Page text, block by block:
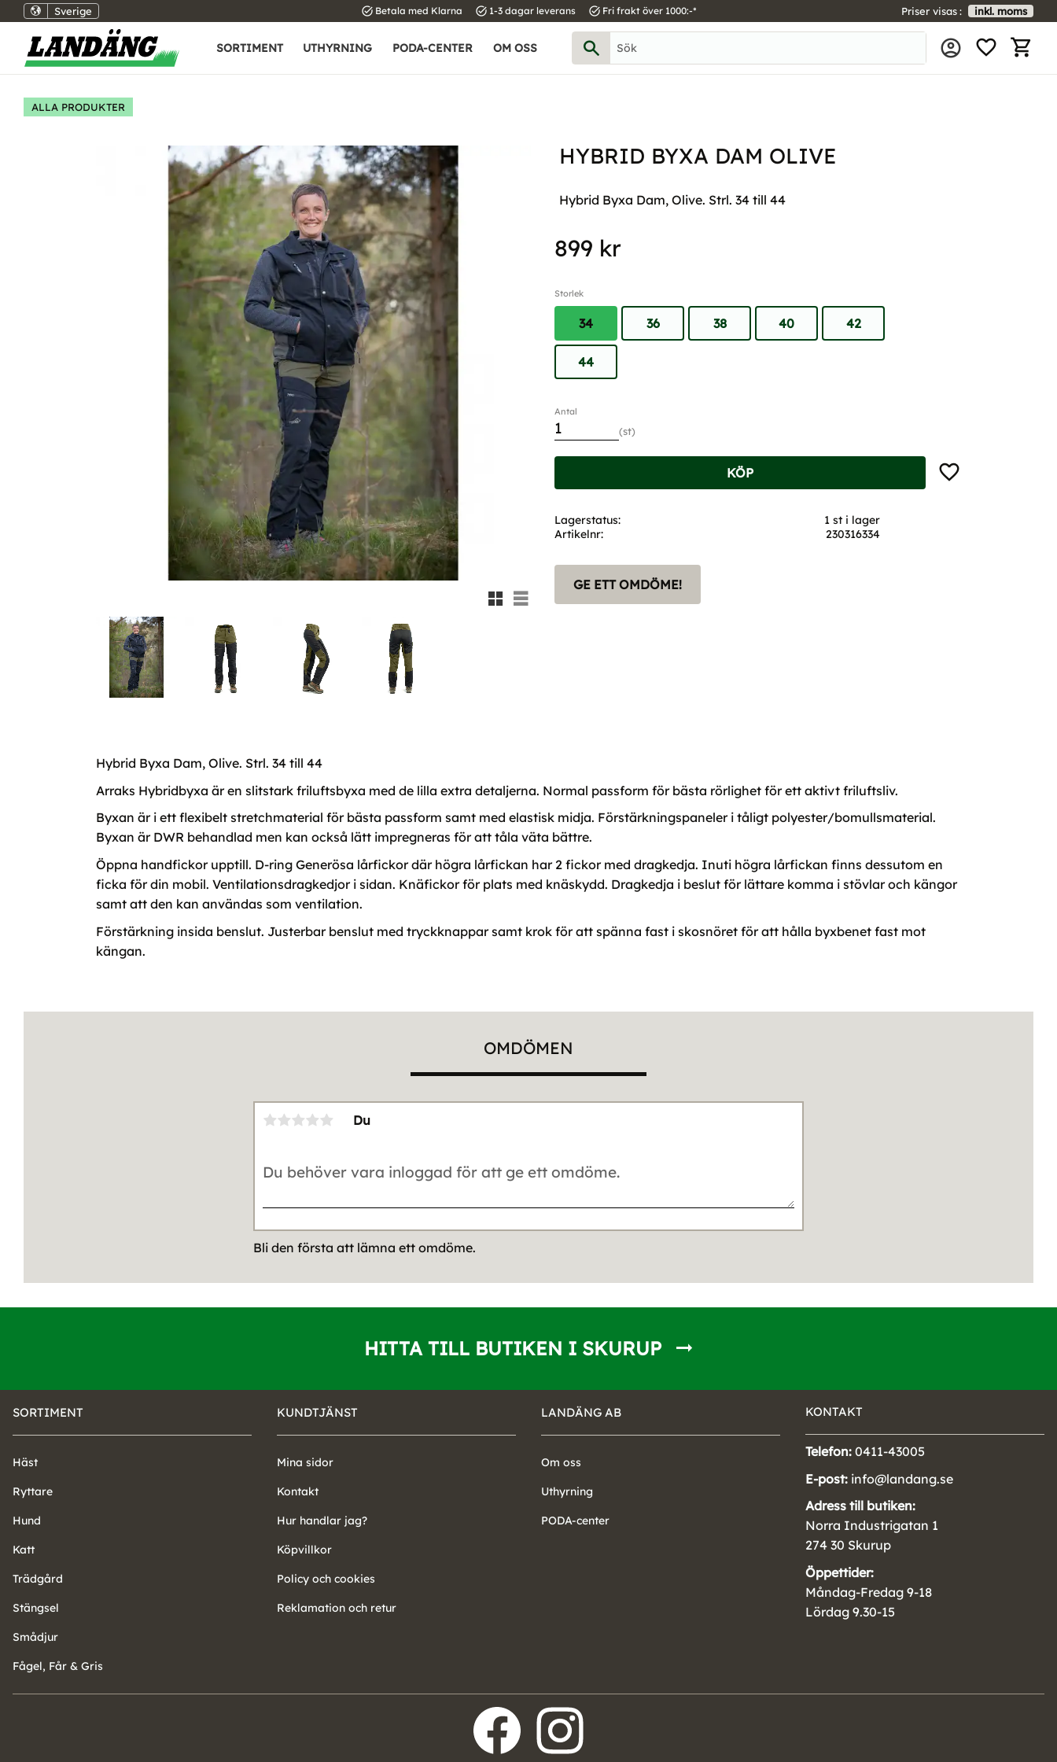
Sverige task_alt Betala med Klarna task_alt 1-3 dagar leverans task_alt Fri frakt över 1000:-* Priser visas inkl. moms
SORTIMENT UTHYRNING PODA-CENTER OM OSS
ALLA PRODUKTER
HYBRID BYXA DAM OLIVE
Hybrid Byxa Dam, Olive. Strl. 34 till 44
Rutnätsvy
Listvy
899 kr
Storlek
34 36 38 40 42
44
Antal
st
KÖP Lägg till i favoriter
Lagerstatus
1 st i lager
Artikelnr
230316334
GE ETT OMDÖME!
Hybrid Byxa Dam, Olive. Strl. 34 till 44
Arraks Hybridbyxa är en slitstark friluftsbyxa med de lilla extra detaljerna. Normal passform för bästa rörlighet för ett aktivt friluftsliv.
Byxan är i ett flexibelt stretchmaterial för bästa passform samt med elastisk midja. Förstärkningspaneler i tåligt polyester/bomullsmaterial.
Byxan är DWR behandlad men kan också lätt impregneras för att tåla väta bättre.
Öppna handfickor upptill. D-ring Generösa lårfickor där högra lårfickan har 2 fickor med dragkedja. Inuti högra lårfickan finns dessutom en
ficka för din mobil. Ventilationsdragkedjor i sidan. Knäfickor för plats med knäskydd. Dragkedja i beslut för lättare komma i stövlar och kängor
samt att den kan användas som ventilation.
Förstärkning insida benslut. Justerbar benslut med tryckknappar samt krok för att spänna fast i skosnöret för att hålla byxbenet fast mot
kängan.
OMDÖMEN
Du
Bli den första att lämna ett omdöme.
HITTA TILL BUTIKEN I SKURUP
SORTIMENT
Häst
Ryttare
Hund
Katt
Trädgård
Stängsel
Smådjur
Fågel, Får & Gris
KUNDTJÄNST
Mina sidor
Kontakt
Hur handlar jag?
Köpvillkor
Policy och cookies
Reklamation och retur
LANDÄNG AB
Om oss
Uthyrning
PODA-center
KONTAKT
Telefon: 0411-43005
E-post: info@landang.se
Adress till butiken:
Norra Industrigatan 1
274 30 Skurup
Öppettider:
Måndag-Fredag 9-18
Lördag 9.30-15